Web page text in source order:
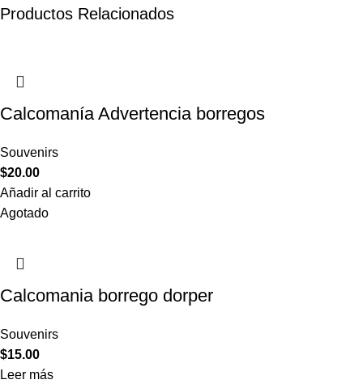
Productos Relacionados
Calcomanía Advertencia borregos
Souvenirs
$20.00
Añadir al carrito
Agotado
Calcomania borrego dorper
Souvenirs
$15.00
Leer más